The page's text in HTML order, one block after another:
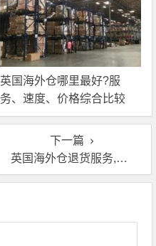
英国海外仓哪里最好?服
务、速度、价格综合比较
下一篇
英国海外仓退货服务,英国海外仓怎么退货？